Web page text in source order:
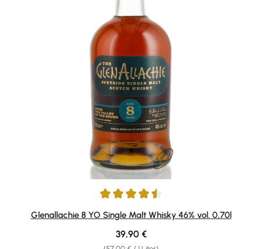
Durchschnittliche Bewertung von 4.5 von 5 Sternen
Glenallachie 8 YO Single Malt Whisky 46% vol. 0,70l
Regulärer Preis:
39,90 €